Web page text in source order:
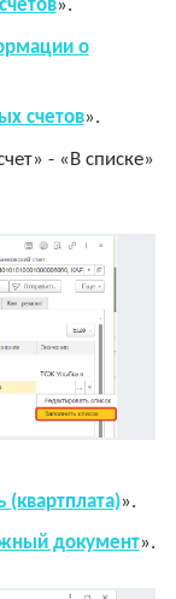
».
о
счетов».
- «В списке»
».
документ».